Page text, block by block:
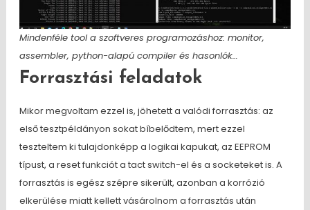
Mindenféle tool a szoftveres programozáshoz: monitor,
assembler, python-alapú compiler és hasonlók…
Forrasztási feladatok
Mikor megvoltam ezzel is, jöhetett a valódi forrasztás: az
első tesztpéldányon sokat bíbelődtem, mert ezzel
teszteltem ki tulajdonképp a logikai kapukat, az EEPROM
típust, a reset funkciót a tact switch-el és a socketeket is. A
forrasztás is egész szépre sikerült, azonban a korrózió
elkerülése miatt kellett vásárolnom a forrasztás után